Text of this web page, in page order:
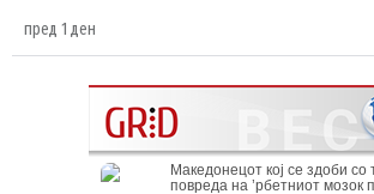
пред 1 ден